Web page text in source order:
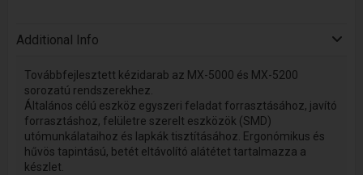
Additional Info
Továbbfejlesztett kézidarab az MX-5000 és MX-5200
sorozatú rendszerekhez.
Általános célú eszköz egyszeri feladat forrasztásához, javító
forrasztáshoz, felületre szerelt eszközök (SMD)
utómunkálataihoz és lapkák tisztításához. Ergonómikus és
hűvös tapintású, betét eltávolító alátétet tartalmazza a
készlet.